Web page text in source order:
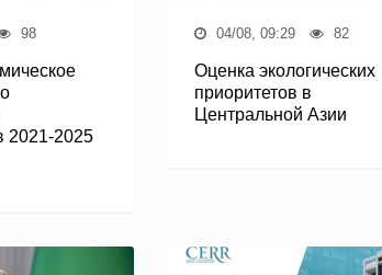
98
2021-2025
04/08, 09:29 82
Оценка экологических
приоритетов в
Центральной Азии